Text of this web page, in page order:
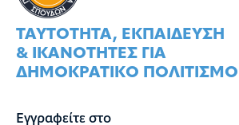
ΤΑΥΤOΤΗΤΑ, ΕΚΠΑIΔΕΥΣΗ
& ΙΚΑΝOΤΗΤΕΣ ΓΙΑ
ΔΗΜΟΚΡΑΤΙΚO ΠΟΛΙΤΙΣΜO
Εγγραφείτε στο